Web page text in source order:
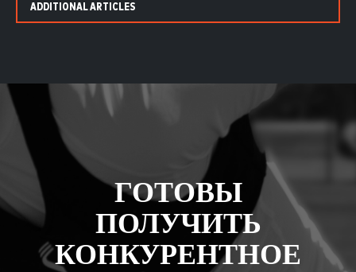
ADDITIONAL ARTICLES
ГОТОВЫ
ПОЛУЧИТЬ
КОНКУРЕНТНОЕ